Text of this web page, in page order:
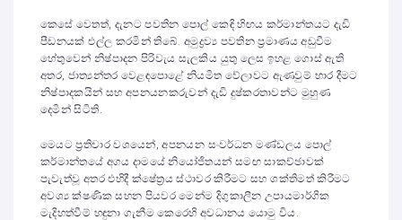
කෙසේ වෙතත්, දැනට පවතින පොල් කෙඳි හිඟය කර්මාන්තයට දැඩි
පීඩනයක් එල්ල කරමින් තිබේ. අමුද්‍රව්‍ය පවතින ප්‍රමාණය අඩුවීම
හේතුවෙන් නිෂ්පාදන පිරිවැය සැලකිය යුතු ලෙස ඉහළ ගොස් ඇති
අතර, ජාත්‍යන්තර වෙළඳපොළේ නියමිත වේලාවට ඇණවුම් භාර දීමට
නිෂ්පාදකයින් සහ අපනයනකරුවන් දැඩි දුෂ්කරතාවන්ට මුහුණ
දෙමින් සිටිති.
මෙයට ප්‍රතිචාර වශයෙන්, අපනයන සංවර්ධන මණ්ඩලය පොල්
කර්මාන්තයේ අගය දාමයේ නියෝජිතයන් සමඟ සාකච්ඡාවක්
පැවැත්වූ අතර එහිදී ක්ෂේත්‍රය ස්ථාවර කිරීමට සහ ශක්තිමත් කිරීමට
අවශ්‍ය ක්ෂණික සහන පියවර මෙන්ම දිගුකාලීන උපායමාර්ගික
මැදිහත්වීම් හඳුනා ගැනීම කෙරෙහි අවධානය යොමු විය.